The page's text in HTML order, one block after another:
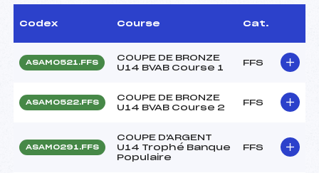
Codex Course Cat.
ASAM0521.FFS
COUPE DE BRONZE
U14 BVAB Course 1
FFS
ASAM0522.FFS
COUPE DE BRONZE
U14 BVAB Course 2
FFS
ASAM0291.FFS
COUPE D'ARGENT
U14 Trophé Banque
Populaire
FFS